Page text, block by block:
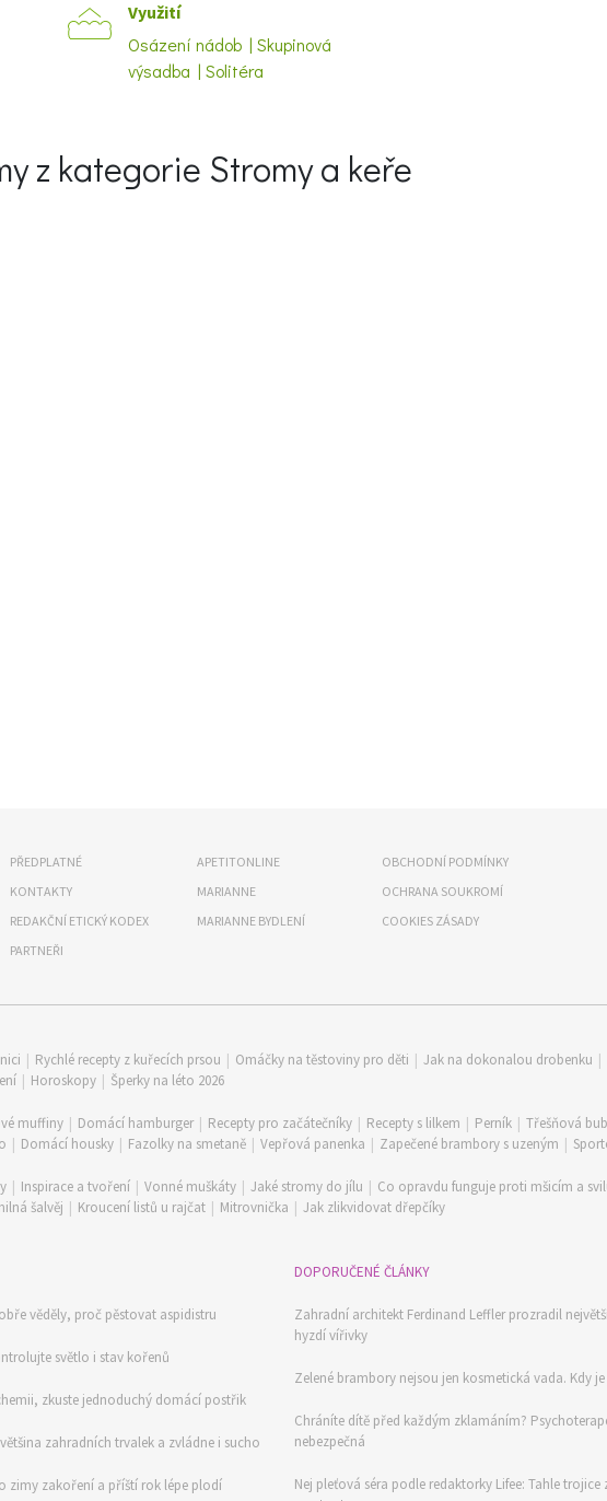
Využití
Osázení nádob | Skupinová
výsadba | Solitéra
z kategorie Stromy a keře
PŘEDPLATNÉ
KONTAKTY
REDAKČNÍ ETICKÝ KODEX
PARTNEŘI
APETITONLINE
MARIANNE
MARIANNE BYDLENÍ
OBCHODNÍ PODMÍNKY
OCHRANA SOUKROMÍ
COOKIES ZÁSADY
| Rychlé recepty z kuřecích prsou | Omáčky na těstoviny pro děti | Jak na dokonalou drobenku |
| Horoskopy | Šperky na léto 2026
muffiny | Domácí hamburger | Recepty pro začátečníky | Recepty s lilkem | Perník | Třešňová
| Domácí housky | Fazolky na smetaně | Vepřová panenka | Zapečené brambory s uzeným |
| Inspirace a tvoření | Vonné muškáty | Jaké stromy do jílu | Co opravdu funguje proti mšicím a
šalvěj | Kroucení listů u rajčat | Mitrovnička | Jak zlikvidovat dřepčíky
věděly, proč pěstovat aspidistru
světlo i stav kořenů
zkuste jednoduchý domácí postřik
zahradních trvalek a zvládne i sucho
zimy zakoření a příští rok lépe plodí
DOPORUČENÉ ČLÁNKY
Zahradní architekt Ferdinand Leffler prozradil
hyzdí vířivky
Zelené brambory nejsou jen kosmetická vada. Kdy
Chráníte dítě před každým zklamáním?
nebezpečná
Nej pleťová séra podle redaktorky Lifee: Tahle